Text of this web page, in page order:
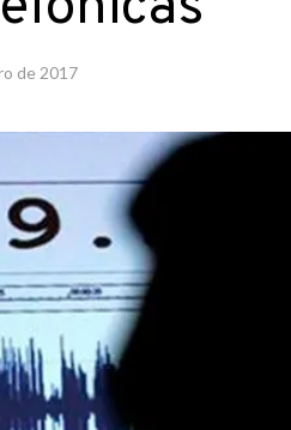
de 2017